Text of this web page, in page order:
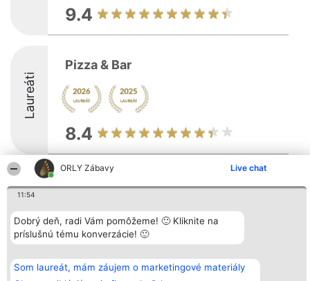
ORLY Zábavy Live chat
11:54
Dobrý deň, radi Vám pomôžeme! 🙂 Kliknite na
príslušnú tému konverzácie! 🙂
Som laureát, mám záujem o marketingové materiály
9.4
Laureáti
Pizza & Bar
8.4
Organizátor hodnotenia
Bright Side Solutions sp. z o.
ul. Ruska 22
Wrocław 50-079
KRS 0000749100 | Regon
381313360 | NIP 8943132676
Laureáti
wszystkich
Laureatów
Podmienky
Obchodné
Zásady
Kontakt